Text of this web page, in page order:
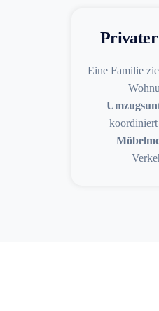
Privater
Eine Familie
koordiniert